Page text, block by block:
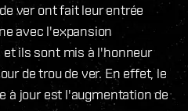
ver ont fait leur entrée
avec l'expansion
ils sont mis à l'honneur
de trou de ver. En effet, le
à jour est l'augmentation de